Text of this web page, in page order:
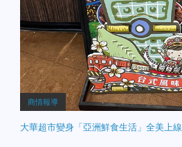
商情報導
大華超市變身「亞洲鮮食生活」全美上線